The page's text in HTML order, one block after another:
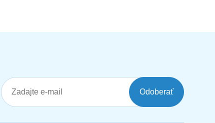
Odoberať